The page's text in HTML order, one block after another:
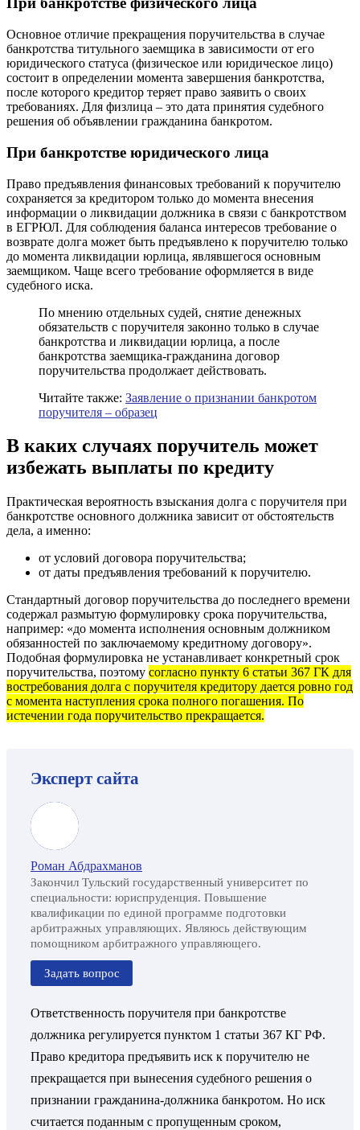
Основное отличие прекращения поручительства в случае
банкротства титульного заемщика в зависимости от его
юридического статуса (физическое или юридическое лицо)
состоит в определении момента завершения банкротства,
после которого кредитор теряет право заявить о своих
требованиях. Для физлица – это дата принятия судебного
решения об объявлении гражданина банкротом.
При банкротстве юридического лица
Право предъявления финансовых требований к поручителю
сохраняется за кредитором только до момента внесения
информации о ликвидации должника в связи с банкротством
в ЕГРЮЛ. Для соблюдения баланса интересов требование о
возврате долга может быть предъявлено к поручителю только
до момента ликвидации юрлица, являвшегося основным
заемщиком. Чаще всего требование оформляется в виде
судебного иска.
По мнению отдельных судей, снятие денежных
обязательств с поручителя законно только в случае
банкротства и ликвидации юрлица, а после
банкротства заемщика-гражданина договор
поручительства продолжает действовать.
Читайте также: Заявление о признании банкротом
поручителя – образец
В каких случаях поручитель может
избежать выплаты по кредиту
Практическая вероятность взыскания долга c поручителя при
банкротстве основного должника зависит от обстоятельств
дела, а именно:
от условий договора поручительства;
от даты предъявления требований к поручителю.
Стандартный договор поручительства до последнего времени
содержал размытую формулировку срока поручительства,
например: «до момента исполнения основным должником
обязанностей по заключаемому кредитному договору».
Подобная формулировка не устанавливает конкретный срок
поручительства, поэтому согласно пункту 6 статьи 367 ГК для
востребования долга с поручителя кредитору дается ровно год
с момента наступления срока полного погашения. По
истечении года поручительство прекращается.
Эксперт сайта
Роман Абдрахманов
Закончил Тульский государственный университет по
специальности: юриспруденция. Повышение
квалификации по единой программе подготовки
арбитражных управляющих. Являюсь действующим
помощником арбитражного управляющего.
Задать вопрос
Ответственность поручителя при банкротстве
должника регулируется пунктом 1 статьи 367 КГ РФ.
Право кредитора предъявить иск к поручителю не
прекращается при вынесения судебного решения о
признании гражданина-должника банкротом. Но иск
считается поданным с пропущенным сроком,